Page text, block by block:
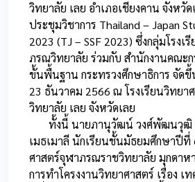
วิทยาลัย เลย อำเภอเชียงคาน จังหวั
ประชุมวิชาการ Thailand – Japan
2023 (TJ – SSF 2023) ซึ่งกลุ่มโรงเ
ภรณวิทยาลัย ร่วมกับ สำนักงานคณะก
ขั้นพื้นฐาน กระทรวงศึกษาธิการ จัด
23 ธันวาคม 2566 ณ โรงเรียนวิทยา
วิทยาลัย เลย จังหวัดเลย
ทั้งนี้ นายภานุวัฒน์ วงศ์พัฒนวุฒิ
เมธเมาลี นักเรียนชั้นมัธยมศึกษาปีที่
ศาสตร์จุฬาภรณราชวิทยาลัย มุกดาห
การทำโครงงานวิทยาศาสตร์ เรื่อง เ